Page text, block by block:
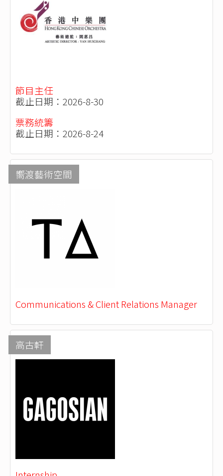
節目主任
截止日期：2026-8-30
票務統籌
截止日期：2026-8-24
嚮渡藝術空間
Communications & Client Relations Manager
高古軒